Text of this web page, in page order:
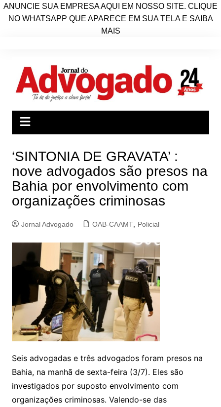
ANUNCIE SUA EMPRESA AQUI EM NOSSO SITE. CLIQUE
NO WHATSAPP QUE APARECE EM SUA TELA E SAIBA
MAIS
conteúdo
‘SINTONIA DE GRAVATA’ :
nove advogados são presos na
Bahia por envolvimento com
organizações criminosas
Jornal Advogado OAB-CAAMT, Policial
Seis advogadas e três advogados foram presos na
Bahia, na manhã de sexta-feira (3/7). Eles são
investigados por suposto envolvimento com
organizações criminosas. Valendo-se das